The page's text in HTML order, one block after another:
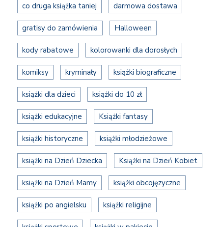
co druga książka taniej darmowa dostawa
gratisy do zamówienia Halloween
kody rabatowe kolorowanki dla dorosłych
komiksy kryminały książki biograficzne
książki dla dzieci książki do 10 zł
książki edukacyjne Książki fantasy
książki historyczne książki młodzieżowe
książki na Dzień Dziecka Książki na Dzień Kobiet
książki na Dzień Mamy książki obcojęzyczne
książki po angielsku książki religijne